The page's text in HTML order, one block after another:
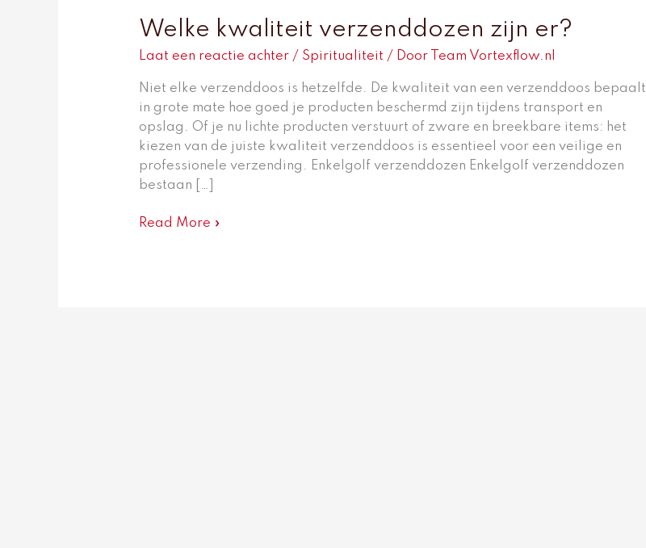
Welke kwaliteit verzenddozen zijn er?
Laat een reactie achter / Spiritualiteit / Door Team Vortexflow.nl
Niet elke verzenddoos is hetzelfde. De kwaliteit van een verzenddoos bepaalt
in grote mate hoe goed je producten beschermd zijn tijdens transport en
opslag. Of je nu lichte producten verstuurt of zware en breekbare items: het
kiezen van de juiste kwaliteit verzenddoos is essentieel voor een veilige en
professionele verzending. Enkelgolf verzenddozen Enkelgolf verzenddozen
bestaan […]
Read More »